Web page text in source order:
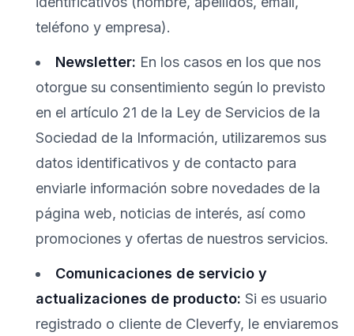
teléfono y empresa).
Newsletter: En los casos en los que nos
otorgue su consentimiento según lo previsto
en el artículo 21 de la Ley de Servicios de la
Sociedad de la Información, utilizaremos sus
datos identificativos y de contacto para
enviarle información sobre novedades de la
página web, noticias de interés, así como
promociones y ofertas de nuestros servicios.
Comunicaciones de servicio y
actualizaciones de producto: Si es usuario
registrado o cliente de Cleverfy, le enviaremos